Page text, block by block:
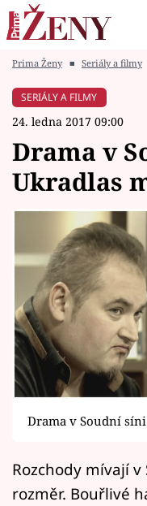
Módní alarm
Celebrity
Vztahy
Seriály
Horoskopy
Pořady
Prima Ženy ■ Seriály a filmy
SERIÁLY A FILMY
24. ledna 2017 09:00
Drama v
Ukradlas
Drama v Soudní
Rozchody mívají
rozměr. Bouřlivé